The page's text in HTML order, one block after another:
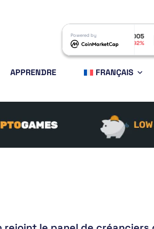
Powered by
$0.000005
-4.92%
Polkadot
APPRENDRE FRANÇAIS